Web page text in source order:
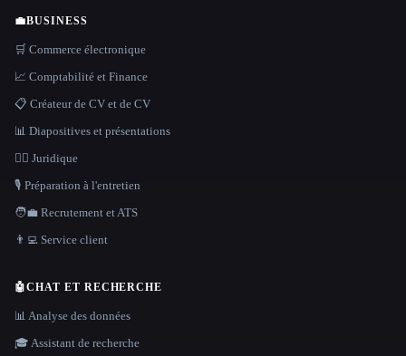
💼BUSINESS
🛒 Commerce électronique
📈 Comptabilité et Finance
📋 Créateur de CV et de CV
📊 Diapositives et présentations
👩‍⚖️ Juridique
🎙️ Préparation à l'entretien
🧑‍💼 Recrutement et ATS
👨‍💻 Service client
🤖CHAT ET RECHERCHE
📊 Analyse des données
🎓 Assistant de recherche